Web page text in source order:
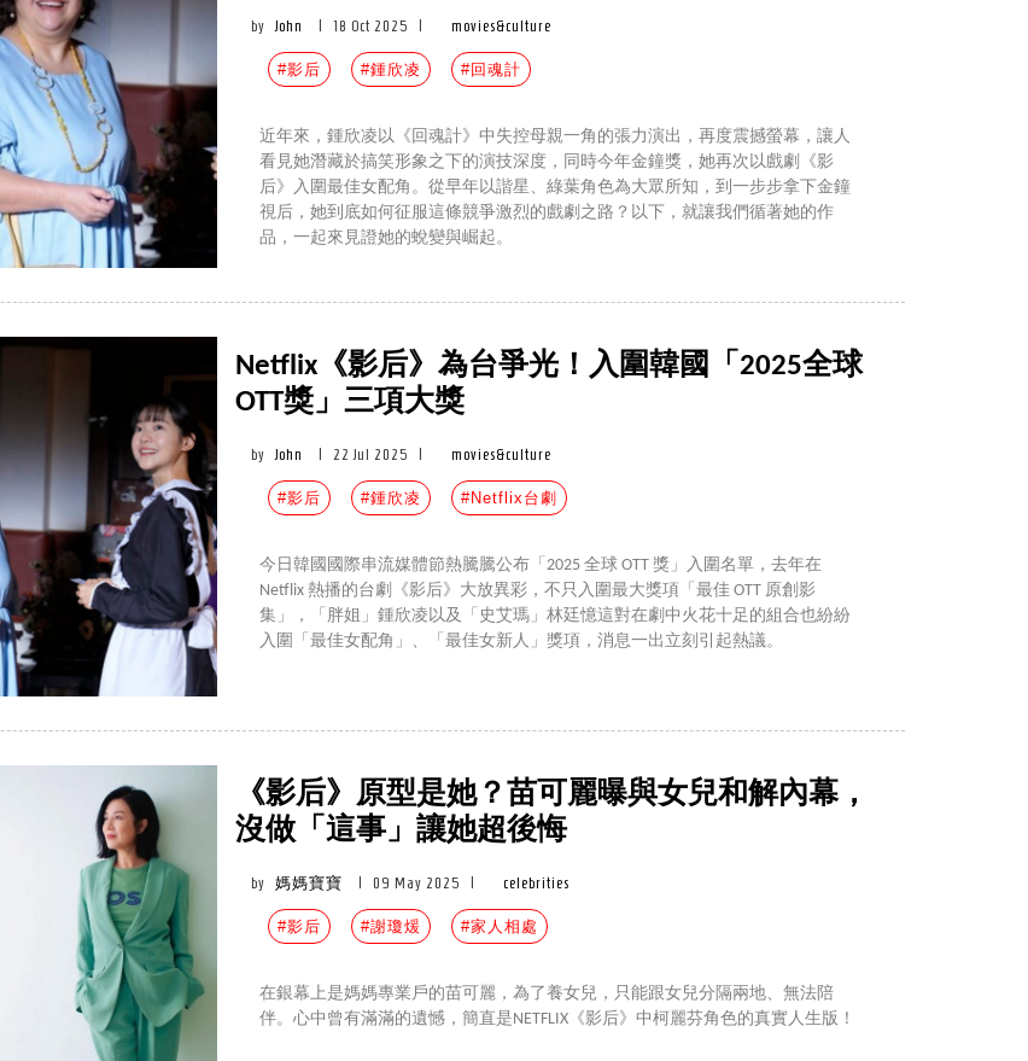
by John 18 Oct 2025 movies&culture
#影后 #鍾欣凌 #回魂計
近年來，鍾欣凌以《回魂計》中失控母親一角的張力演出，再度震撼螢幕，讓人
看見她潛藏於搞笑形象之下的演技深度，同時今年金鐘獎，她再次以戲劇《影
后》入圍最佳女配角。從早年以諧星、綠葉角色為大眾所知，到一步步拿下金鐘
視后，她到底如何征服這條競爭激烈的戲劇之路？以下，就讓我們循著她的作
品，一起來見證她的蛻變與崛起。
Netflix《影后》為台爭光！入圍韓國「2025全球
OTT獎」三項大獎
by John 22 Jul 2025 movies&culture
#影后 #鍾欣凌 #Netflix台劇
今日韓國國際串流媒體節熱騰騰公布「2025 全球 OTT 獎」入圍名單，去年在
Netflix 熱播的台劇《影后》大放異彩，不只入圍最大獎項「最佳 OTT 原創影
集」，「胖姐」鍾欣凌以及「史艾瑪」林廷憶這對在劇中火花十足的組合也紛紛
入圍「最佳女配角」、「最佳女新人」獎項，消息一出立刻引起熱議。
《影后》原型是她？苗可麗曝與女兒和解內幕，
沒做「這事」讓她超後悔
by 媽媽寶寶 09 May 2025 celebrities
#影后 #謝瓊煖 #家人相處
在銀幕上是媽媽專業戶的苗可麗，為了養女兒，只能跟女兒分隔兩地、無法陪
伴。心中曾有滿滿的遺憾，簡直是NETFLIX《影后》中柯麗芬角色的真實人生版！